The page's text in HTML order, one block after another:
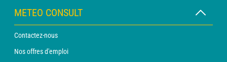
METEO CONSULT
Contactez-nous
Nos offres d'emploi